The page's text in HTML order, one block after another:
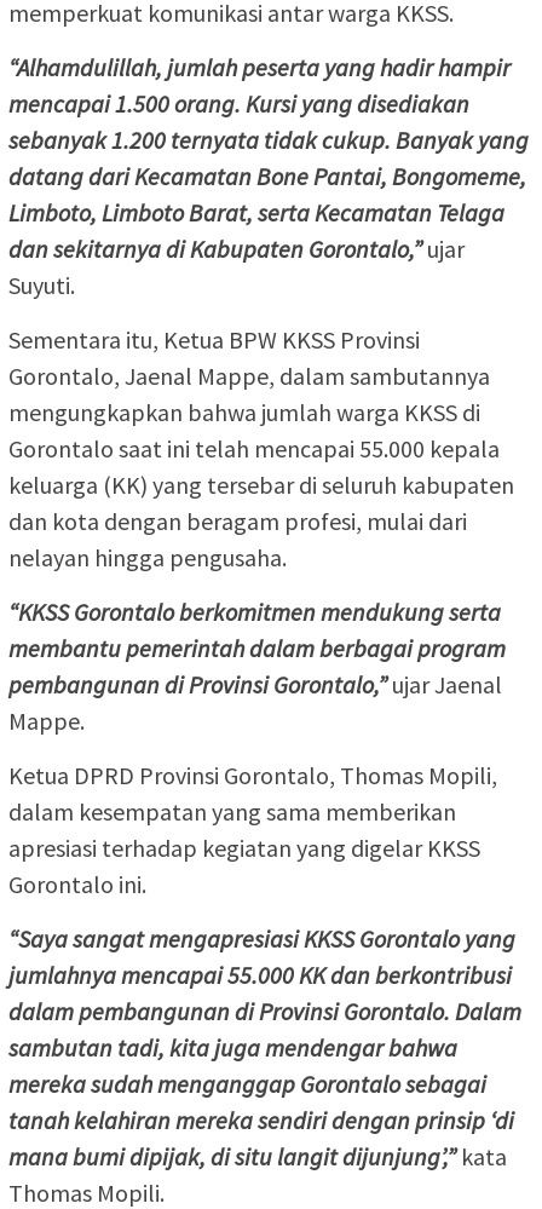
memperkuat komunikasi antar warga KKSS.
“Alhamdulillah, jumlah peserta yang hadir hampir
mencapai 1.500 orang. Kursi yang disediakan
sebanyak 1.200 ternyata tidak cukup. Banyak yang
datang dari Kecamatan Bone Pantai, Bongomeme,
Limboto, Limboto Barat, serta Kecamatan Telaga
dan sekitarnya di Kabupaten Gorontalo,”ujar
Suyuti.
Sementara itu, Ketua BPW KKSS Provinsi
Gorontalo, Jaenal Mappe, dalam sambutannya
mengungkapkan bahwa jumlah warga KKSS di
Gorontalo saat ini telah mencapai 55.000 kepala
keluarga (KK) yang tersebar di seluruh kabupaten
dan kota dengan beragam profesi, mulai dari
nelayan hingga pengusaha.
“KKSS Gorontalo berkomitmen mendukung serta
membantu pemerintah dalam berbagai program
pembangunan di Provinsi Gorontalo,”ujar Jaenal
Mappe.
Ketua DPRD Provinsi Gorontalo, Thomas Mopili,
dalam kesempatan yang sama memberikan
apresiasi terhadap kegiatan yang digelar KKSS
Gorontalo ini.
“Saya sangat mengapresiasi KKSS Gorontalo yang
jumlahnya mencapai 55.000 KK dan berkontribusi
dalam pembangunan di Provinsi Gorontalo. Dalam
sambutan tadi, kita juga mendengar bahwa
mereka sudah menganggap Gorontalo sebagai
tanah kelahiran mereka sendiri dengan prinsip ‘di
mana bumi dipijak, di situ langit dijunjung’,”kata
Thomas Mopili.